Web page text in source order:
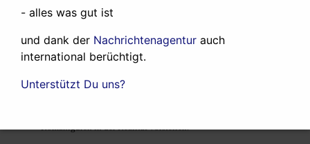
habe da aber noch nie klassische Musik auf dem Bahnhofsvorplatz
gehört.
Der Leser findet sich in einer einzigen Anklageschrift gegen die
Clownerie – welche bei mir ab und an dem blanken Entsetzen wich.
- alles was gut ist
und dank der Nachrichtenagentur auch
international berüchtigt.
Unterstützt Du uns?